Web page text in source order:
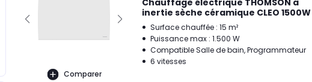
Comparer
inertie sèche céramique CLEO 1500W
Surface chauffée : 15 m²
Puissance max : 1.500 W
Compatible Salle de bain, Programmateur
6 vitesses